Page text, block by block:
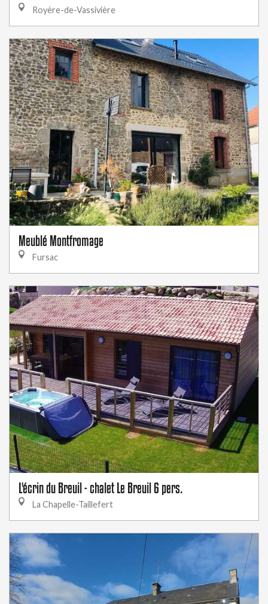
Royère-de-Vassivière
Meublé Montfromage
Fursac
L'écrin du Breuil - chalet Le Breuil 6 pers.
La Chapelle-Taillefert